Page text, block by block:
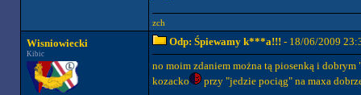
zch
Wisniowiecki
Kibic
Odp: Śpiewamy k***a!!! - 18/06/2009
no moim zdaniem można tą piosenką i dobrym
kozacko
przy "jedzie pociąg" na maxa